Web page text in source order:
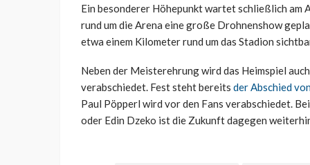
Ein besonderer Höhepunkt wartet schließlich am
rund um die Arena eine große Drohnenshow
etwa einem Kilometer rund um das Stadion
Neben der Meisterehrung wird das Heimspiel
verabschiedet. Fest steht bereits der Abschied
Paul Pöpperl wird vor den Fans verabschiedet.
oder Edin Dzeko ist die Zukunft dagegen